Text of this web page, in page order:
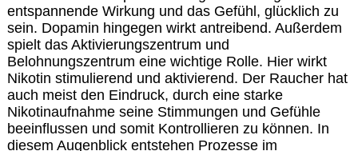
entspannende Wirkung und das Gefühl, glücklich zu
sein. Dopamin hingegen wirkt antreibend. Außerdem
spielt das Aktivierungszentrum und
Belohnungszentrum eine wichtige Rolle. Hier wirkt
Nikotin stimulierend und aktivierend. Der Raucher hat
auch meist den Eindruck, durch eine starke
Nikotinaufnahme seine Stimmungen und Gefühle
beeinflussen und somit Kontrollieren zu können. In
diesem Augenblick entstehen Prozesse im